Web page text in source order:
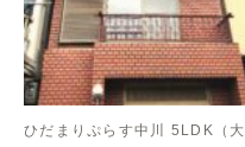
ひだまりぷらす中川 5LDK（大